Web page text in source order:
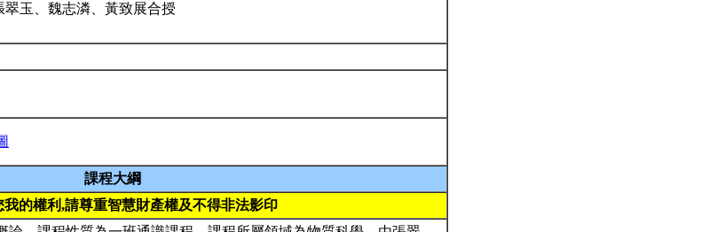
玉、魏志潾、黃致展合授
課程大綱
我的權利,請尊重智慧財產權及不得非法影印